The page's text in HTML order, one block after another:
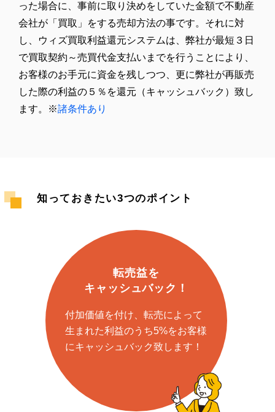
った場合に、事前に取り決めをしていた⾦額で不動産
会社が「買取」をする売却⽅法の事です。それに対
し、ウィズ買取利益還元システムは、弊社が最短３日
で買取契約～売買代金支払いまでを行うことにより、
お客様のお手元に資金を残しつつ、更に弊社が再販売
した際の利益の５％を還元（キャッシュバック）致し
ます。※諸条件あり
知っておきたい3つのポイント
転売益を
キャッシュバック！
付加価値を付け、転売によって
⽣まれた利益のうち5%をお客様
にキャッシュバック致します！